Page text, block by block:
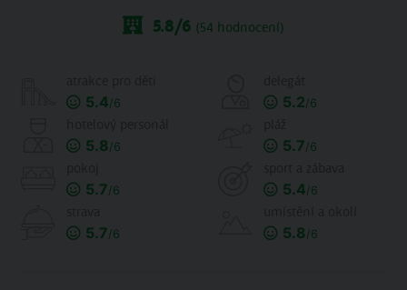
5.8/6 (54 hodnocení)
5.4/6 5.2/6
5.8/6 5.7/6
5.7/6 5.4/6
5.7/6 5.8/6